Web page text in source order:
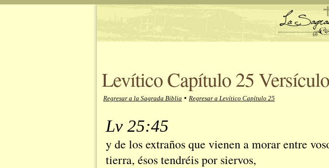
Levítico Capítulo 25
Regresar a la Sagrada Biblia • Regresar a Levítico Capítulo 25
Lv 25:45
y de los extraños que vienen a morar entre
tierra, ésos tendréis por siervos,